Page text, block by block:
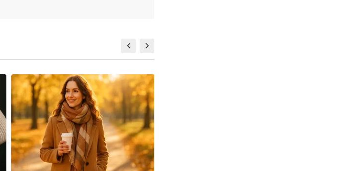
Suche i spierzchnięte usta? Wybierz